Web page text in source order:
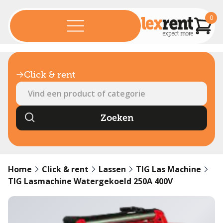
0
Click & rent
Home Click & rent Lassen
TIG Las Machine
TIG Lasmachine Watergekoeld 250A 400V